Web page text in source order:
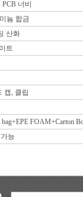
너비
늄 합금
산화
트
캡, 클립
FOAM+Carton
능